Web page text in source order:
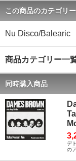
この商品のカテゴリー
Nu Disco/Balearic
商品カテゴリー一
同時購入商品
デ
の